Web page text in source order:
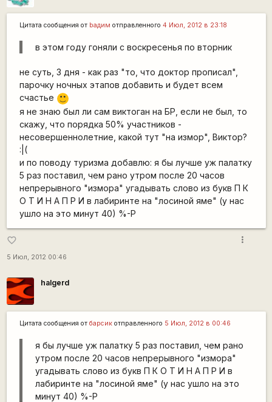
Цитата сообщения от bадим отправленного 4 Июл, 2012 в 23:18
в этом году гоняли с воскресенья по вторник
не суть, 3 дня - как раз "то, что доктор прописал",
парочку ночных этапов добавить и будет всем
счастье
:)
я не знаю был ли сам виктоган на БР, если не был, то
скажу, что порядка 50% участников -
несовершеннолетние, какой тут "на измор", Виктор?
:|(
и по поводу туризма добавлю: я бы лучше уж палатку
5 раз поставил, чем рано утром после 20 часов
непрерывного "измора" угадывать слово из букв П К
О Т И Н А П Р И в лабиринте на "лосиной яме" (у нас
ушло на это минут 40) %-P
favorite_border
5 Июл, 2012 00:46
more_vert
halgerd
Цитата сообщения от барсикотправленного 5 Июл, 2012 в 00:46
я бы лучше уж палатку 5 раз поставил, чем рано
утром после 20 часов непрерывного "измора"
угадывать слово из букв П К О Т И Н А П Р И в
лабиринте на "лосиной яме" (у нас ушло на это
минут 40) %-P